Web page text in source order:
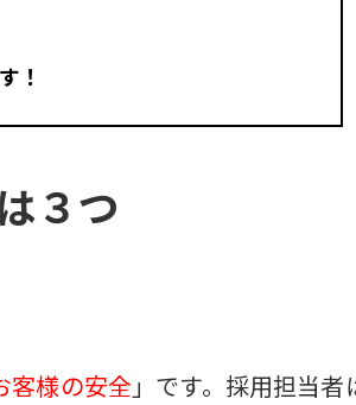
！
３つ
客様の安全 」です。採用担当